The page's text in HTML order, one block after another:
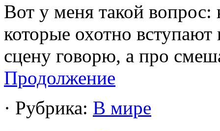
Вот у меня такой вопрос:
которые охотно
сцену говорю, а про
Продолжение
· Рубрика: В мире